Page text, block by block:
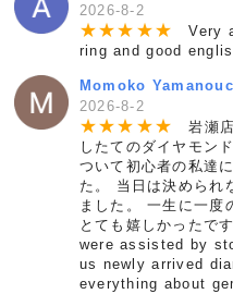
2026-8-2
★★★ ★★
Very
ring and good
Momoko
2026-8-2
★★★ ★★
岩瀬店
したてのダイヤモン
ついて初心者の私達
た。 当日は決められ
ました。 一生に一度
とても嬉しかった
were assisted by
us newly arrived
everything about